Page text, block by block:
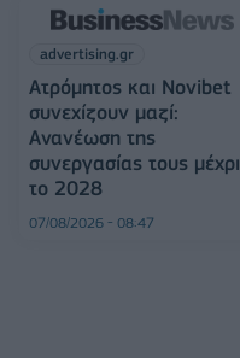
advertising.gr
Ατρόμητος και Novibet
συνεχίζουν μαζί:
Ανανέωση της
συνεργασίας τους μέχρι
το 2028
07/08/2026 - 08:47